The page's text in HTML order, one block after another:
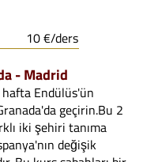
10 €/ders
- Madrid
Endülüs'ün
geçirin.Bu 2
iki şehiri tanıma
değişik